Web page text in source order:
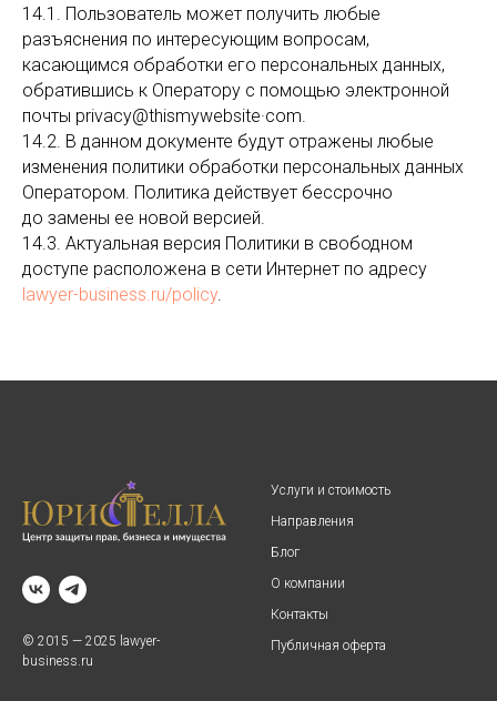
14.1. Пользователь может получить любые
разъяснения по интересующим вопросам,
касающимся обработки его персональных данных,
обратившись к Оператору с помощью электронной
почты privacy@thismywebsite·com.
14.2. В данном документе будут отражены любые
изменения политики обработки персональных данных
Оператором. Политика действует бессрочно
до замены ее новой версией.
14.3. Актуальная версия Политики в свободном
доступе расположена в сети Интернет по адресу
lawyer-business.ru/policy.
© 2015 — 2025 lawyer-
business.ru
Услуги и стоимость
Направления
Блог
О компании
Контакты
Публичная оферта